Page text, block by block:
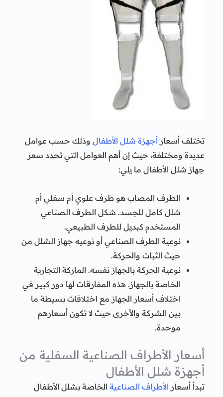
تختلف أسعار أجهزة شلل الأطفالوذلك حسب عوامل
عديدة ومختلفة، حيث إن أهم العوامل التي تحدد سعر
جهاز شلل الأطفال ما يلي:
الطرف المصاب هو طرف علوي أم سفلي أم
شلل كامل للجسد. شكل الطرف الصناعي
المستخدم كبديل للطرف الطبيعي.
نوعية الطرف الصناعي أو نوعيه جهاز الشلل من
حيث الثبات والحركة.
نوعية الحركة بالجهاز نفسه. الماركة التجارية
الخاصة بالجهاز. هذه المفارقات لها دور كبير في
اختلاف أسعار الجهاز مع اختلافات بسيطة ما
بين الشركة والأخرى حيث لا تكون أسعارهم
موحدة.
أسعار الأطراف الصناعية السفلية من
أجهزة شلل الأطفال
تبدأ أسعار الأطراف الصناعيةالخاصة بشلل الأطفال